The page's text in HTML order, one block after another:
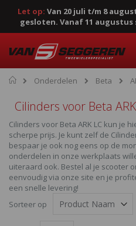
Let op: Van 20 juli t/m 8
gesloten. Vanaf 11
naar
de
inhoud
Home
Onderdelen Beta
Cilinders voor Beta
Cilinders voor Beta ARK LC kun je
scherpe prijs. Je kunt zelf de
bespaar je ook nog eens op de
onderdelen in onze werkplaats
uiteraard ook. Bestel al je scooter
eenvoudig via onze site en je
een snelle levering!
Sorteer op